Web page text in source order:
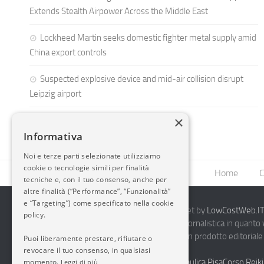
Extends Stealth Airpower Across the Middle East
Lockheed Martin seeks domestic fighter metal supply amid
China export controls
Suspected explosive device and mid-air collision disrupt
Leipzig airport
Home
2014-2026 AvioBlog - Creazione Siti Internet by
Questo blog non rappresenta una testata giornalistica in
periodicità. Non può pertanto considerarsi un prodotto
7.03.2001.Disclaimer Completo
×
Informativa
Noi e terze parti selezionate utilizziamo
cookie o tecnologie simili per finalità
tecniche e, con il tuo consenso, anche per
altre finalità (“Performance”, “Funzionalità”
e “Targeting”) come specificato nella cookie
policy.
Puoi liberamente prestare, rifiutare o
revocare il tuo consenso, in qualsiasi
momento. Leggi di più